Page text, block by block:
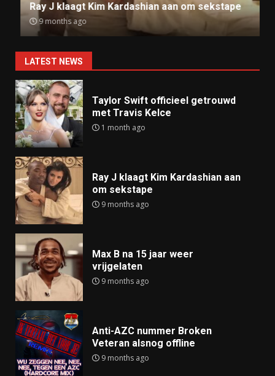
Ray J klaagt Kim Kardashian aan om sekstape
9 months ago
LATEST NEWS
Taylor Swift officieel getrouwd
met Travis Kelce
1 month ago
Ray J klaagt Kim Kardashian aan
om sekstape
9 months ago
Max B na 15 jaar weer
vrijgelaten
9 months ago
Anti-AZC nummer Broken
Veteran alsnog offline
9 months ago